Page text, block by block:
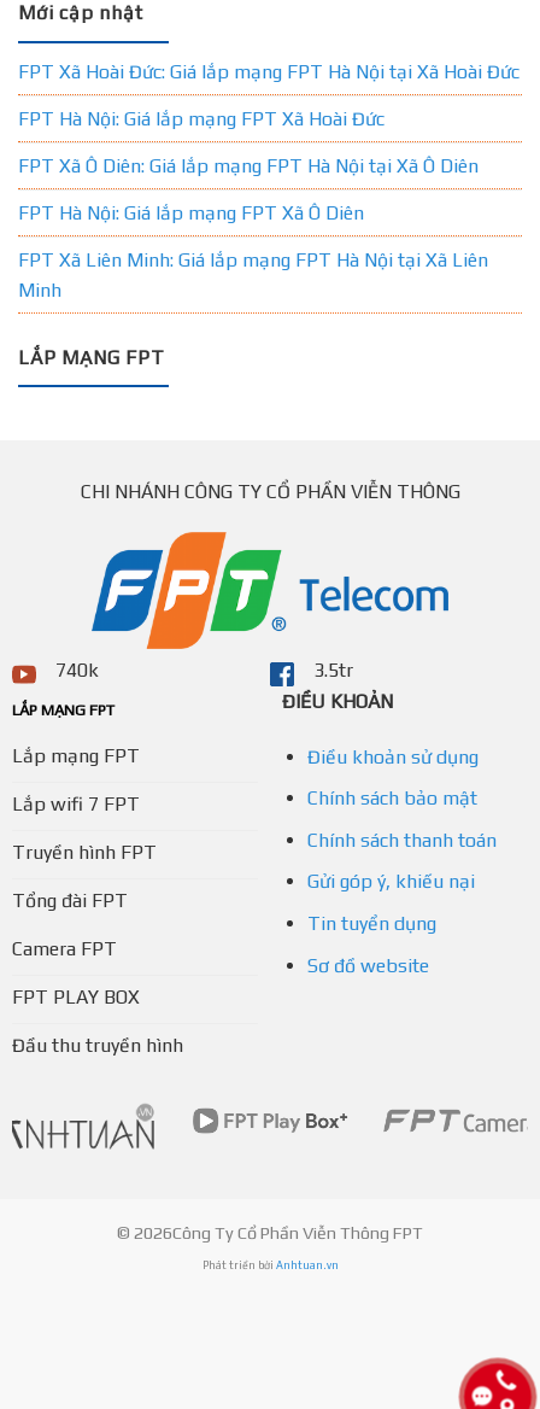
Mới cập nhật
FPT Xã Hoài Đức: Giá lắp mạng FPT Hà Nội tại Xã Hoài Đức
FPT Hà Nội: Giá lắp mạng FPT Xã Hoài Đức
FPT Xã Ô Diên: Giá lắp mạng FPT Hà Nội tại Xã Ô Diên
FPT Hà Nội: Giá lắp mạng FPT Xã Ô Diên
FPT Xã Liên Minh: Giá lắp mạng FPT Hà Nội tại Xã Liên
Minh
LẮP MẠNG FPT
CHI NHÁNH CÔNG TY CỔ PHẦN VIỄN THÔNG
740k 3.5tr
LẮP MẠNG FPT
Lắp mạng FPT
Lắp wifi 7 FPT
Truyền hình FPT
Tổng đài FPT
Camera FPT
FPT PLAY BOX
Đầu thu truyền hình
ĐIỀU KHOẢN
Điều khoản sử dụng
Chính sách bảo mật
Chính sách thanh toán
Gửi góp ý, khiếu nại
Tin tuyển dụng
Sơ đồ website
© 2026Công Ty Cổ Phần Viễn Thông FPT
Phát triển bởi Anhtuan.vn